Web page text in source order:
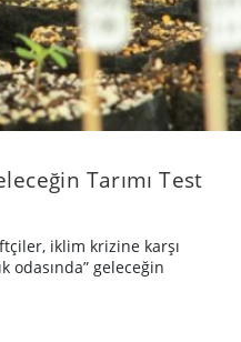
Tarımı Test
iklim krizine karşı
odasında” geleceğin